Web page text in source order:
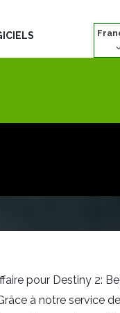
pour Destiny 2:
à notre service de